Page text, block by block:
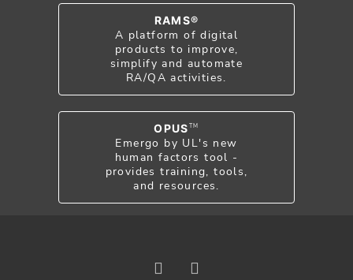
RAMS®
A platform of digital
products to improve,
simplify and automate
RA/QA activities.
OPUS TM
Emergo by UL's new
human factors tool -
provides training, tools,
and resources.